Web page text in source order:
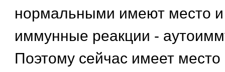
нормальными имеют место и
иммунные реакции -
Поэтому сейчас имеет место